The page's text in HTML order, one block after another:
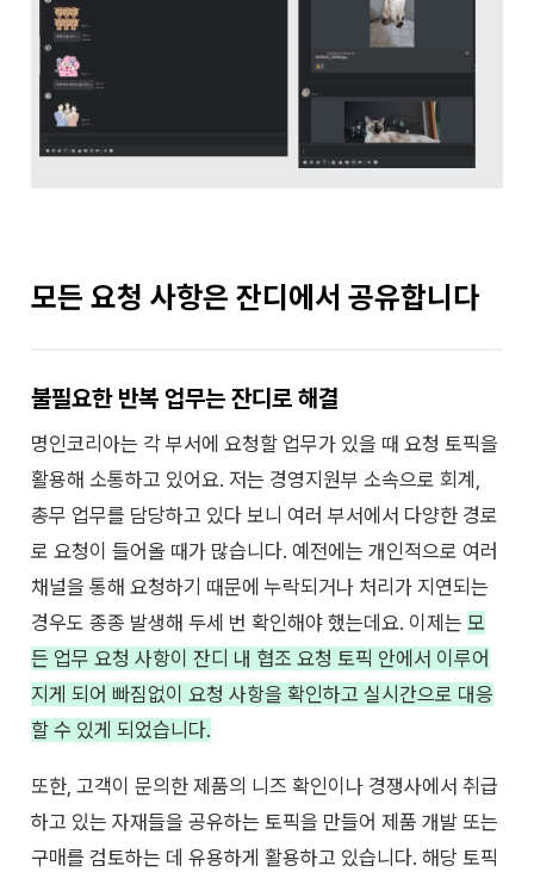
모든 요청 사항은 잔디에서 공유합니다
불필요한 반복 업무는 잔디로 해결
명인코리아는 각 부서에 요청할 업무가 있을 때 요청 토픽을
활용해 소통하고 있어요. 저는 경영지원부 소속으로 회계,
총무 업무를 담당하고 있다 보니 여러 부서에서 다양한 경로
로 요청이 들어올 때가 많습니다.예전에는 개인적으로 여러
채널을 통해 요청하기 때문에 누락되거나 처리가 지연되는
경우도 종종 발생해 두세 번 확인해야 했는데요. 이제는모
든 업무 요청 사항이 잔디 내 협조 요청 토픽 안에서 이루어
지게 되어 빠짐없이 요청 사항을 확인하고 실시간으로 대응
할 수 있게 되었습니다.
또한, 고객이 문의한 제품의 니즈 확인이나 경쟁사에서 취급
하고 있는 자재들을 공유하는 토픽을 만들어 제품 개발 또는
구매를 검토하는 데 유용하게 활용하고 있습니다. 해당 토픽